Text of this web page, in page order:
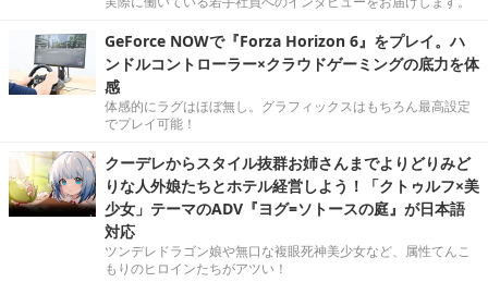
GeForce NOWで『Forza Horizon 6』をプレイ。ハ
ンドルコントローラー×クラウドゲーミングの底力を体
感
体感的にラグはほぼ無し。グラフィックスはもちろん最高設定
でプレイ可能！
クーデレからスタイル抜群お姉さんまでよりどりみど
りな人外娘たちとホテル経営しよう！「クトゥルフ×美
少女」テーマのADV『ヨグ=ソトースの庭』が日本語
対応
ツンデレドラゴン娘や無口な複眼死神美少女など、属性てんこ
もりのヒロインたちがアツい！